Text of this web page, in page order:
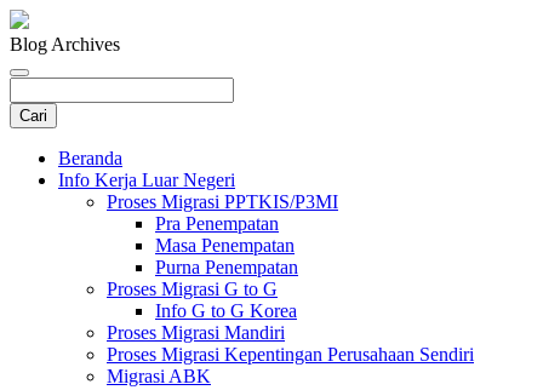
Blog Archives
Beranda
Info Kerja Luar Negeri
Proses Migrasi PPTKIS/P3MI
Pra Penempatan
Masa Penempatan
Purna Penempatan
Proses Migrasi G to G
Info G to G Korea
Proses Migrasi Mandiri
Proses Migrasi Kepentingan Perusahaan Sendiri
Migrasi ABK